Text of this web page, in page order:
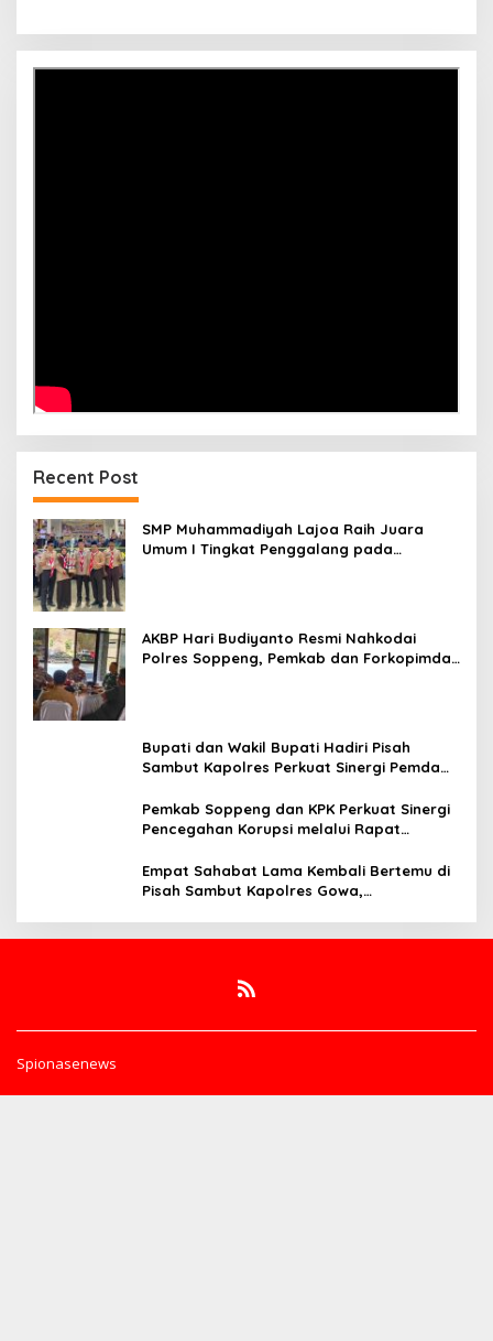
Recent Post
SMP Muhammadiyah Lajoa Raih Juara
Umum I Tingkat Penggalang pada
AKBP Hari Budiyanto Resmi Nahkodai
Polres Soppeng, Pemkab dan Forkopimda
Bupati dan Wakil Bupati Hadiri Pisah
Sambut Kapolres Perkuat Sinergi Pemda
Pemkab Soppeng dan KPK Perkuat Sinergi
Pencegahan Korupsi melalui Rapat
Empat Sahabat Lama Kembali Bertemu di
Pisah Sambut Kapolres Gowa,
Spionasenews